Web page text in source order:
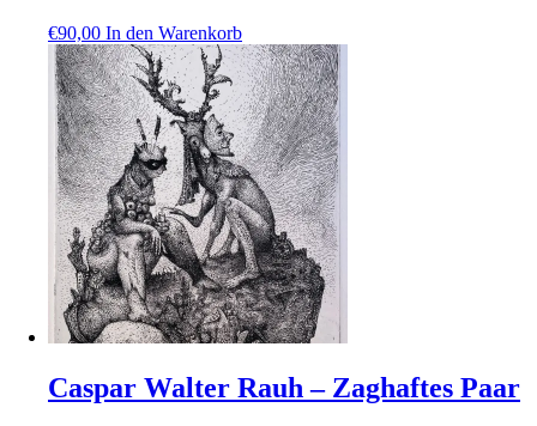
€90,00 In den Warenkorb
Caspar Walter Rauh – Zaghaftes Paar